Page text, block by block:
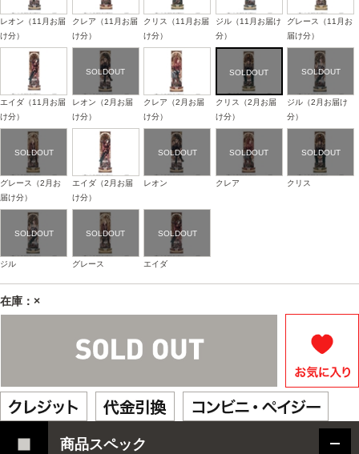
レオン（11月お届
け分）
クレア（11月お届
け分）
クリス（11月お届
け分）
ジル（11月お届け
分）
グレース（11月お
届け分）
エイダ（11月お届
け分）
レオン（2月お届
け分）
クレア（2月お届
け分）
クリス（2月お届
け分）
ジル（2月お届け
分）
グレース（2月お
届け分）
エイダ（2月お届
け分）
レオン クレア クリス
ジル グレース エイダ
在庫：×
商品スペック